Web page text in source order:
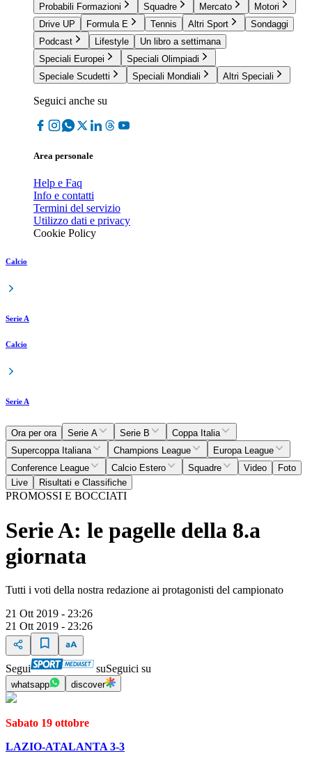
Probabili Formazioni
Squadre Mercato
Motori
Drive UP
Formula E Tennis Altri Sport
Sondaggi
Podcast
Lifestyle
Un libro a settimana
Speciali Europei
Speciali Olimpiadi
Speciale Scudetti
Speciali Mondiali Altri Speciali
Seguici anche su
Area personale
Help e Faq
Info e contatti
Termini del servizio
Utilizzo dati e privacy
Cookie Policy
Calcio
Serie A
Calcio
Serie A
Ora per ora Serie A Serie B
Coppa Italia
Supercoppa Italiana
Champions League
Europa League
Conference League
Calcio Estero Squadre Video
Foto
Live
Risultati e Classifiche
PROMOSSI E BOCCIATI
Serie A: le pagelle della 8.a
giornata
Tutti i voti della nostra redazione ai protagonisti del campionato
21 Ott 2019 - 23:26
21 Ott 2019 - 23:26
Segui suSeguici su
whatsapp discover
Sabato 19 ottobre
LAZIO-ATALANTA 3-3